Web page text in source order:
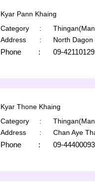
Kyar Pann Khaing
Category
:
Address
: North Dagon
Phone : 09-
Kyar Thone Khaing
Category
:
Address
: Chan Aye
Phone : 09-